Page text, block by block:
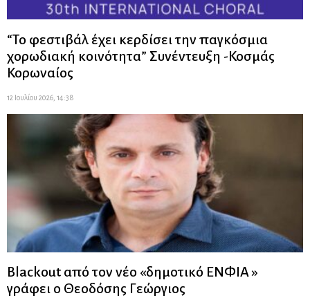
“Το φεστιβάλ έχει κερδίσει την παγκόσμια
χορωδιακή κοινότητα” Συνέντευξη -Κοσμάς
Κορωναίος
12 Ιουλίου 2026, 14:38
Blackout από τον νέο «δημοτικό ΕΝΦΙΑ »
γράφει ο Θεοδόσης Γεώργιος